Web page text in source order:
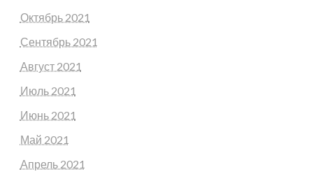
Октябрь 2021
Сентябрь 2021
Август 2021
Июль 2021
Июнь 2021
Май 2021
Апрель 2021